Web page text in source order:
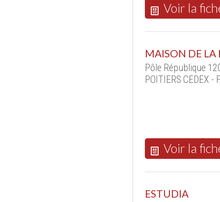
Voir la
MAISON DE
Pôle République
POITIERS CEDEX -
Voir la
ESTUDIA